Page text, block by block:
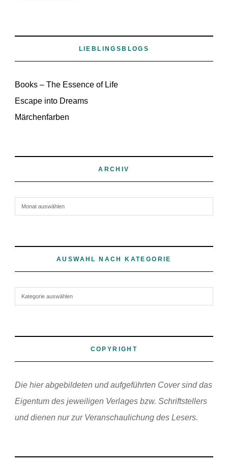
LIEBLINGSBLOGS
Books – The Essence of Life
Escape into Dreams
Märchenfarben
ARCHIV
AUSWAHL NACH KATEGORIE
COPYRIGHT
Die hier abgebildeten und aufgeführten Cover sind das
Eigentum des jeweiligen Verlages bzw. Schriftstellers
und dienen nur zur Veranschaulichung des Lesers.